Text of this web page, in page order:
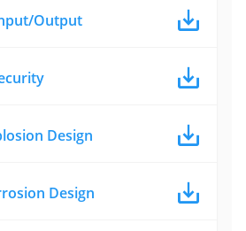
Output
Design
Design